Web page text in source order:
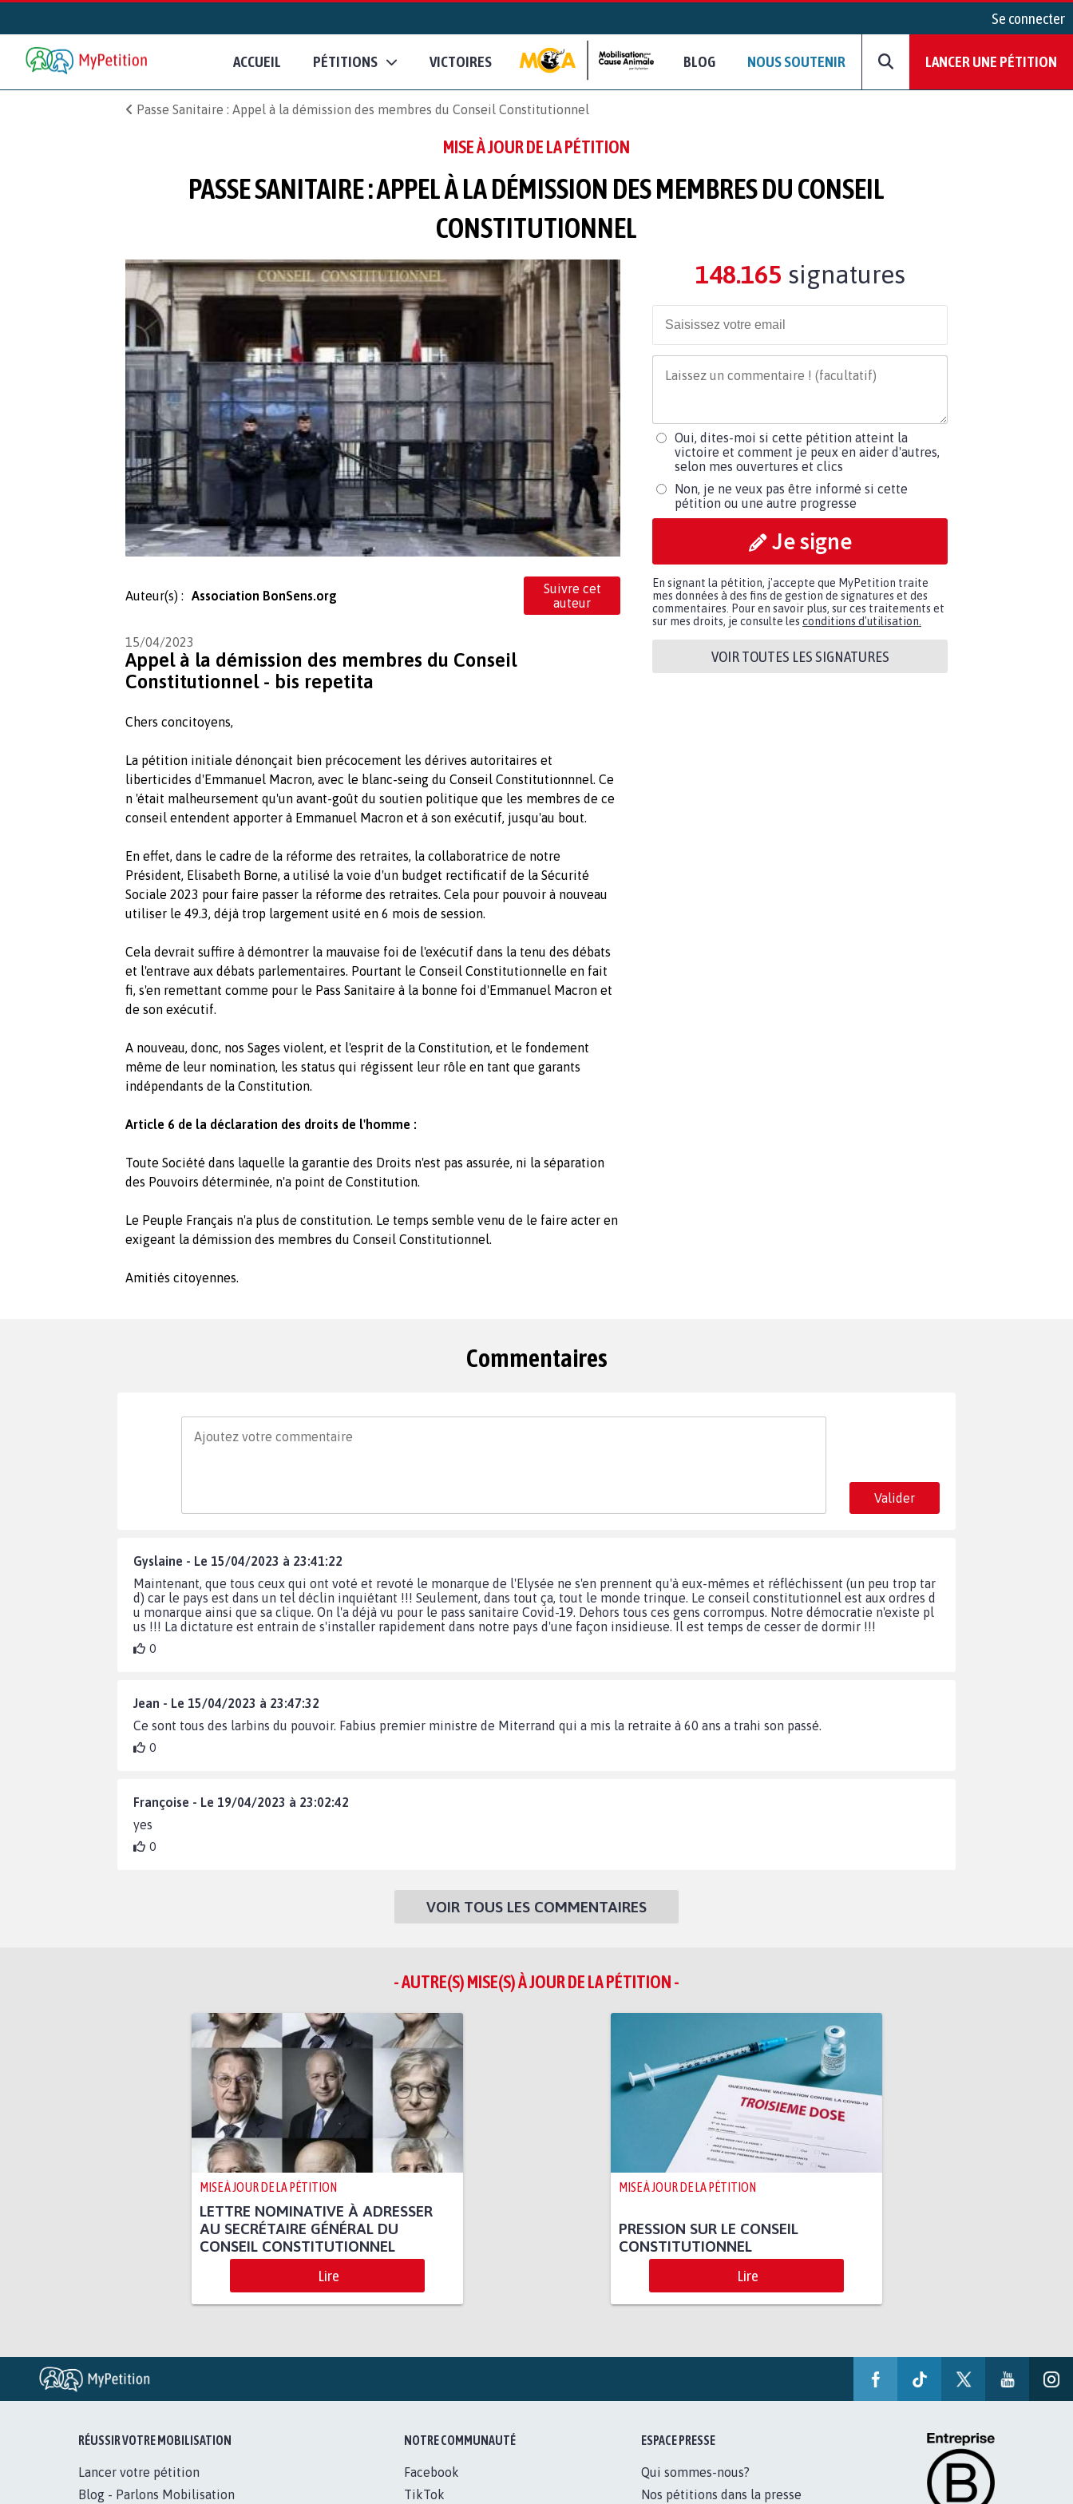
Se connecter
ACCUEIL PÉTITIONS VICTOIRES BLOG NOUS SOUTENIR LANCER UNE PÉTITION
Passe Sanitaire : Appel à la démission des membres du Conseil Constitutionnel
MISE À JOUR DE LA PÉTITION
PASSE SANITAIRE : APPEL À LA DÉMISSION DES MEMBRES DU CONSEIL
CONSTITUTIONNEL
Auteur(s) : Association BonSens.org
Suivre cet
auteur
15/04/2023
Appel à la démission des membres du Conseil
Constitutionnel - bis repetita
Chers concitoyens,
La pétition initiale dénonçait bien précocement les dérives autoritaires et
liberticides d'Emmanuel Macron, avec le blanc-seing du Conseil Constitutionnnel. Ce
n 'était malheursement qu'un avant-goût du soutien politique que les membres de ce
conseil entendent apporter à Emmanuel Macron et à son exécutif, jusqu'au bout.
En effet, dans le cadre de la réforme des retraites, la collaboratrice de notre
Président, Elisabeth Borne, a utilisé la voie d'un budget rectificatif de la Sécurité
Sociale 2023 pour faire passer la réforme des retraites. Cela pour pouvoir à nouveau
utiliser le 49.3, déjà trop largement usité en 6 mois de session.
Cela devrait suffire à démontrer la mauvaise foi de l'exécutif dans la tenu des débats
et l'entrave aux débats parlementaires. Pourtant le Conseil Constitutionnelle en fait
fi, s'en remettant comme pour le Pass Sanitaire à la bonne foi d'Emmanuel Macron et
de son exécutif.
A nouveau, donc, nos Sages violent, et l'esprit de la Constitution, et le fondement
même de leur nomination, les status qui régissent leur rôle en tant que garants
indépendants de la Constitution.
Article 6 de la déclaration des droits de l'homme :
Toute Société dans laquelle la garantie des Droits n'est pas assurée, ni la séparation
des Pouvoirs déterminée, n'a point de Constitution.
Le Peuple Français n'a plus de constitution. Le temps semble venu de le faire acter en
exigeant la démission des membres du Conseil Constitutionnel.
Amitiés citoyennes.
148.165 signatures
Oui, dites-moi si cette pétition atteint la
victoire et comment je peux en aider d'autres,
selon mes ouvertures et clics
Non, je ne veux pas être informé si cette
pétition ou une autre progresse
Je signe
En signant la pétition, j'accepte que MyPetition traite
mes données à des fins de gestion de signatures et des
commentaires. Pour en savoir plus, sur ces traitements et
sur mes droits, je consulte les conditions d'utilisation.
VOIR TOUTES LES SIGNATURES
Commentaires
Valider
Gyslaine - Le 15/04/2023 à 23:41:22
Maintenant, que tous ceux qui ont voté et revoté le monarque de l'Elysée ne s'en prennent qu'à eux-mêmes et réfléchissent (un peu trop tar
d) car le pays est dans un tel déclin inquiétant !!! Seulement, dans tout ça, tout le monde trinque. Le conseil constitutionnel est aux ordres d
u monarque ainsi que sa clique. On l'a déjà vu pour le pass sanitaire Covid-19. Dehors tous ces gens corrompus. Notre démocratie n'existe pl
us !!! La dictature est entrain de s'installer rapidement dans notre pays d'une façon insidieuse. Il est temps de cesser de dormir !!!
0
Jean - Le 15/04/2023 à 23:47:32
Ce sont tous des larbins du pouvoir. Fabius premier ministre de Miterrand qui a mis la retraite à 60 ans a trahi son passé.
0
Françoise - Le 19/04/2023 à 23:02:42
yes
0
VOIR TOUS LES COMMENTAIRES
- AUTRE(S) MISE(S) À JOUR DE LA PÉTITION -
MISE À JOUR DE LA PÉTITION
LETTRE NOMINATIVE À ADRESSER
AU SECRÉTAIRE GÉNÉRAL DU
CONSEIL CONSTITUTIONNEL
Lire
MISE À JOUR DE LA PÉTITION
PRESSION SUR LE CONSEIL
CONSTITUTIONNEL
Lire
RÉUSSIR VOTRE MOBILISATION
Lancer votre pétition
Blog - Parlons Mobilisation
NOTRE COMMUNAUTÉ
Facebook
TikTok
ESPACE PRESSE
Qui sommes-nous?
Nos pétitions dans la presse